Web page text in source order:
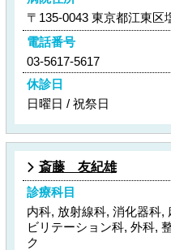
〒135-0043 東京都江東区
電話番号
03-5617-5617
休診日
日曜日 / 祝祭日
斎藤 友紀雄
診療科目
内科, 放射線科, 消化器科,
ビリテーション科, 外科,
ク